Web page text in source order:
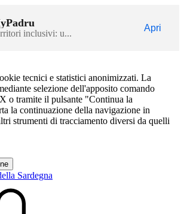
inclusivi: u...
Apri
tecnici e statistici anonimizzati. La
selezione dell'apposito comando
o tramite il pulsante "Continua la
la continuazione della navigazione in
strumenti di tracciamento diversi da quelli
Sardegna